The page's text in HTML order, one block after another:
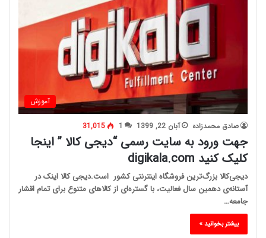
آموزش
صادق محمدزاده آبان 22, 1399 1
31,015
جهت ورود به سایت رسمی “دیجی کالا ” اینجا
کلیک کنید digikala.com
دیجی‌کالا بزرگ‌ترین فروشگاه اینترنتی کشور است.دیجی کالا اینک در
آستانه‌ی دهمین سال فعالیت، با گستره‌ای از کالاهای متنوع برای تمام اقشار
جامعه…
بیشتر بخوانید »